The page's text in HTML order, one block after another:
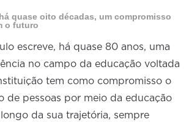
Eletrônico
quase oito décadas, um compromisso
o futuro
escreve, há quase 80 anos, uma
no campo da educação voltada
tem como compromisso o
de pessoas por meio da educação
da sua trajetória, sempre